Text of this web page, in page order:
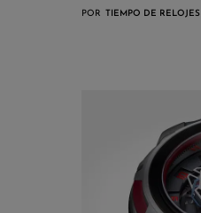
POR TIEMPO DE RELOJES